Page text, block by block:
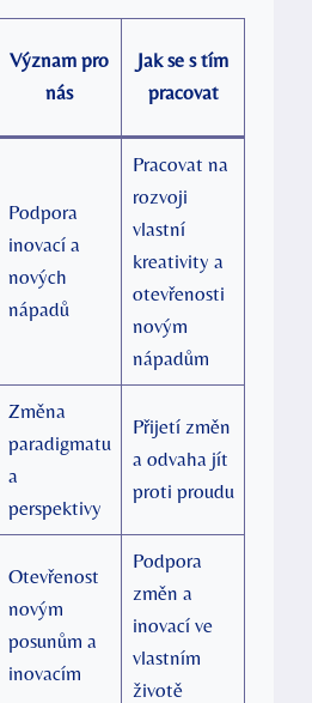
Význam pro
nás
Jak se s tím
pracovat
Podpora
inovací a
nových
nápadů
Pracovat na
rozvoji
vlastní
kreativity a
otevřenosti
novým
nápadům
Změna
paradigmatu
a
perspektivy
Přijetí změn
a odvaha jít
proti proudu
Otevřenost
novým
posunům a
inovacím
Podpora
změn a
inovací ve
vlastním
životě